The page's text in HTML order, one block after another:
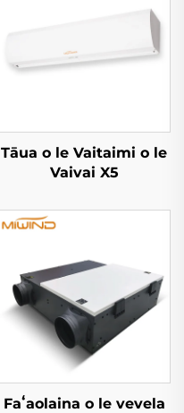
Tāua o le Vaitaimi o le
Vaivai X5
Faʻaolaina o le vevela